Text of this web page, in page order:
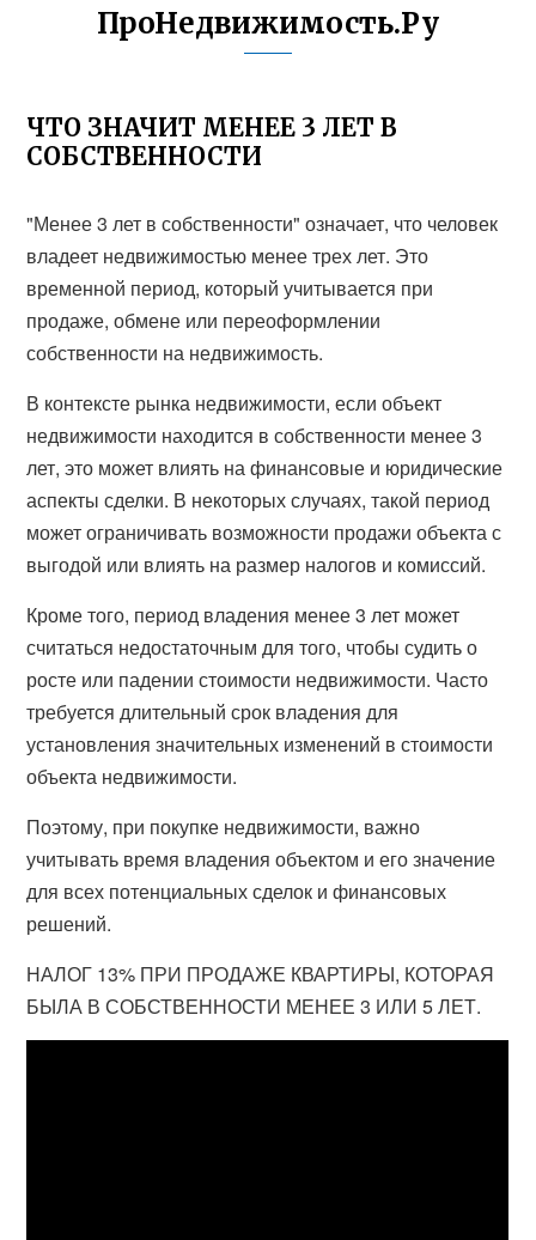
ПроНедвижимость.Ру
ЧТО ЗНАЧИТ МЕНЕЕ 3 ЛЕТ В
СОБСТВЕННОСТИ
"Менее 3 лет в собственности" означает, что человек
владеет недвижимостью менее трех лет. Это
временной период, который учитывается при
продаже, обмене или переоформлении
собственности на недвижимость.
В контексте рынка недвижимости, если объект
недвижимости находится в собственности менее 3
лет, это может влиять на финансовые и юридические
аспекты сделки. В некоторых случаях, такой период
может ограничивать возможности продажи объекта с
выгодой или влиять на размер налогов и комиссий.
Кроме того, период владения менее 3 лет может
считаться недостаточным для того, чтобы судить о
росте или падении стоимости недвижимости. Часто
требуется длительный срок владения для
установления значительных изменений в стоимости
объекта недвижимости.
Поэтому, при покупке недвижимости, важно
учитывать время владения объектом и его значение
для всех потенциальных сделок и финансовых
решений.
НАЛОГ 13% ПРИ ПРОДАЖЕ КВАРТИРЫ, КОТОРАЯ
БЫЛА В СОБСТВЕННОСТИ МЕНЕЕ 3 ИЛИ 5 ЛЕТ.